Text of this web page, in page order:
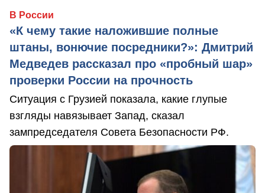
В России
«К чему такие наложившие полные
штаны, вонючие посредники?»: Дмитрий
Медведев рассказал про «пробный шар»
проверки России на прочность
Ситуация с Грузией показала, какие глупые
взгляды навязывает Запад, сказал
зампредседателя Совета Безопасности РФ.